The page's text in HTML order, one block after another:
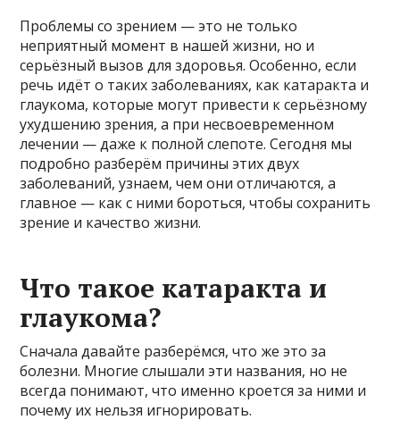
Проблемы со зрением — это не только
неприятный момент в нашей жизни, но и
серьёзный вызов для здоровья. Особенно, если
речь идёт о таких заболеваниях, как катаракта и
глаукома, которые могут привести к серьёзному
ухудшению зрения, а при несвоевременном
лечении — даже к полной слепоте. Сегодня мы
подробно разберём причины этих двух
заболеваний, узнаем, чем они отличаются, а
главное — как с ними бороться, чтобы сохранить
зрение и качество жизни.
Что такое катаракта и
глаукома?
Сначала давайте разберёмся, что же это за
болезни. Многие слышали эти названия, но не
всегда понимают, что именно кроется за ними и
почему их нельзя игнорировать.